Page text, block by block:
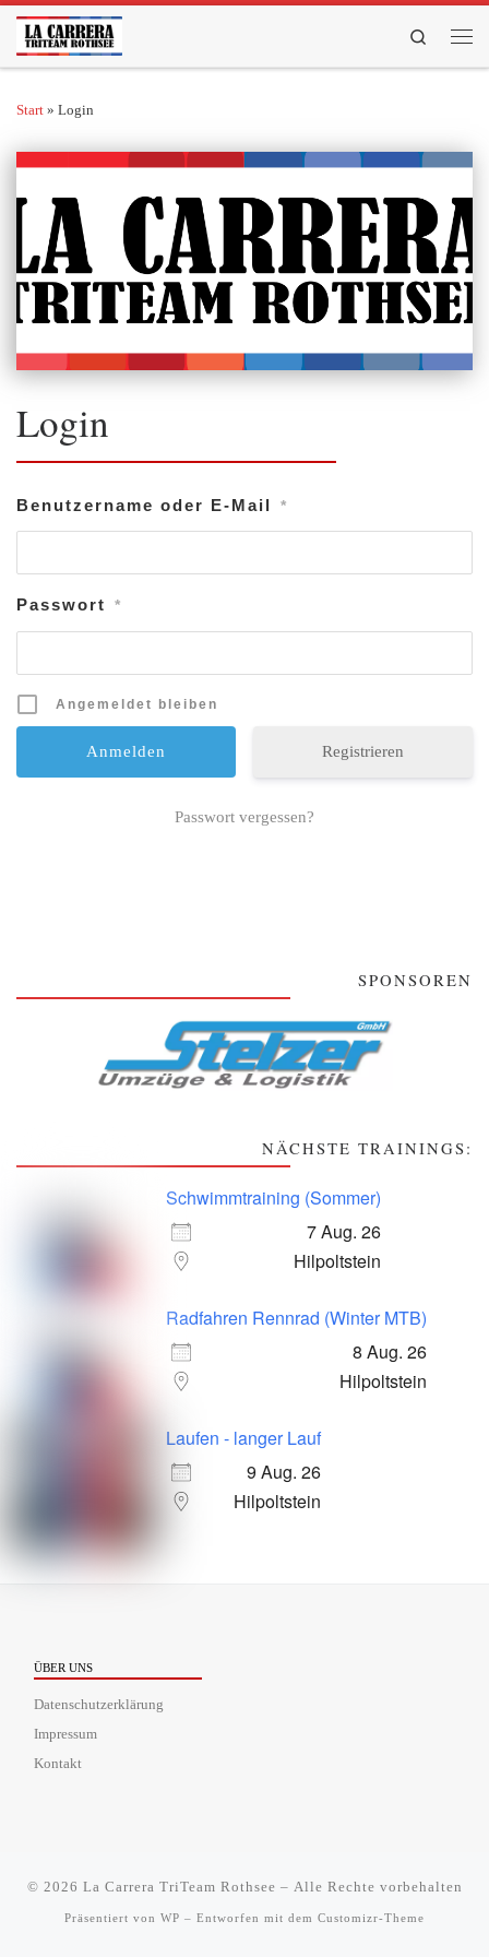
Zum Inhalt springen
Search
Start » Login
Login
Benutzername oder E-Mail *
Passwort *
Angemeldet bleiben
Registrieren
Passwort vergessen?
SPONSOREN
NÄCHSTE TRAININGS:
Schwimmtraining (Sommer)
7 Aug. 26
Hilpoltstein
Radfahren Rennrad (Winter MTB)
8 Aug. 26
Hilpoltstein
Laufen - langer Lauf
9 Aug. 26
Hilpoltstein
ÜBER UNS
Datenschutzerklärung
Impressum
Kontakt
© 2026 La Carrera TriTeam Rothsee – Alle Rechte vorbehalten
Präsentiert von WP – Entworfen mit dem Customizr-Theme